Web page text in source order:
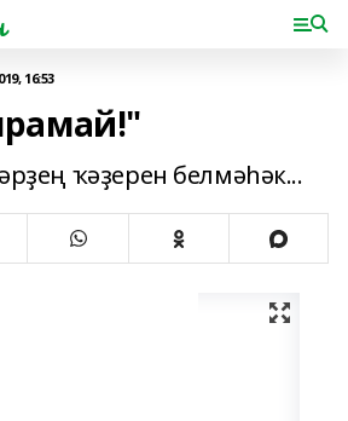
16:53
ҡәҙерен белмәһәк...